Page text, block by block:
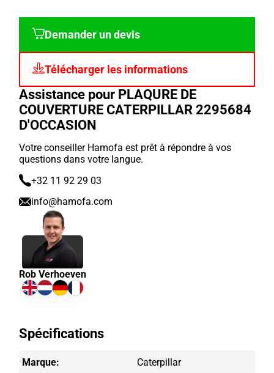
Demander un devis
Télécharger les informations
Assistance pour PLAQURE DE
COUVERTURE CATERPILLAR 2295684
D'OCCASION
Votre conseiller Hamofa est prêt à répondre à vos
questions dans votre langue.
+32 11 92 29 03
info@hamofa.com
Rob Verhoeven
Spécifications
Marque: Caterpillar